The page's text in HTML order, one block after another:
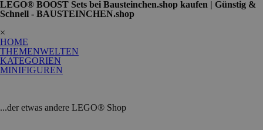
LEGO® BOOST Sets bei Bausteinchen.shop kaufen | Günstig &
Schnell - BAUSTEINCHEN.shop
×
HOME
THEMENWELTEN
KATEGORIEN
MINIFIGUREN
...der etwas andere LEGO® Shop